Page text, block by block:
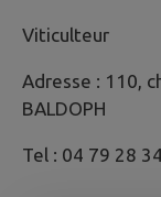
Viticulteur
Adresse : 110,
BALDOPH
Tel : 04 79 28